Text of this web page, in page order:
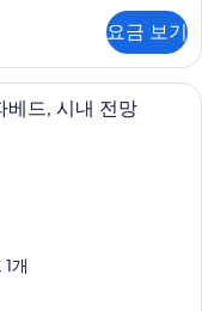
요금 보기
, 템퍼페딕 침대, 객실 내 금고
베드, 시내 전망
개